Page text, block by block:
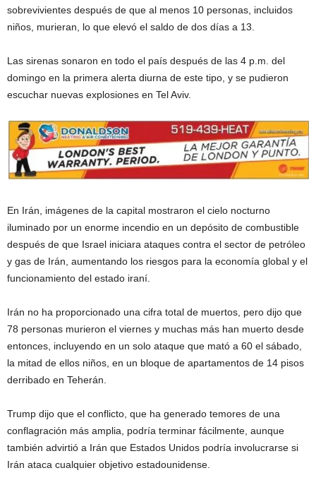
sobrevivientes después de que al menos 10 personas, incluidos
niños, murieran, lo que elevó el saldo de dos días a 13.
Las sirenas sonaron en todo el país después de las 4 p.m. del
domingo en la primera alerta diurna de este tipo, y se pudieron
escuchar nuevas explosiones en Tel Aviv.
En Irán, imágenes de la capital mostraron el cielo nocturno
iluminado por un enorme incendio en un depósito de combustible
después de que Israel iniciara ataques contra el sector de petróleo
y gas de Irán, aumentando los riesgos para la economía global y el
funcionamiento del estado iraní.
Irán no ha proporcionado una cifra total de muertos, pero dijo que
78 personas murieron el viernes y muchas más han muerto desde
entonces, incluyendo en un solo ataque que mató a 60 el sábado,
la mitad de ellos niños, en un bloque de apartamentos de 14 pisos
derribado en Teherán.
Trump dijo que el conflicto, que ha generado temores de una
conflagración más amplia, podría terminar fácilmente, aunque
también advirtió a Irán que Estados Unidos podría involucrarse si
Irán ataca cualquier objetivo estadounidense.